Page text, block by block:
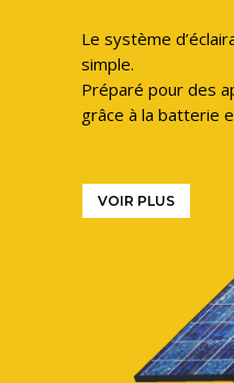
Le système
simple.
Préparé pour des
grâce à la batterie
VOIR PLUS